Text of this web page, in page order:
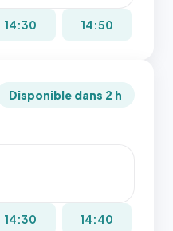
14:30 14:50
Disponible dans 2 h
14:30 14:40